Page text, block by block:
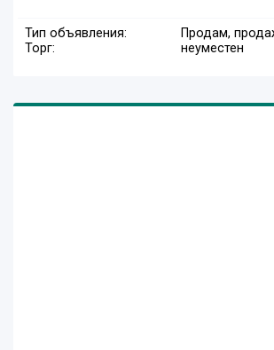
Тип объявления:
Продам,
Торг:
неуместен